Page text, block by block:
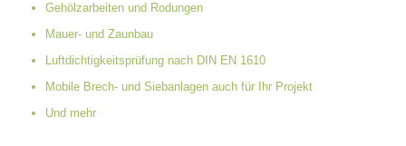
Gehölzarbeiten und Rodungen
Mauer- und Zaunbau
Luftdichtigkeitsprüfung nach DIN EN 1610
Mobile Brech- und Siebanlagen auch für Ihr Projekt
Und mehr